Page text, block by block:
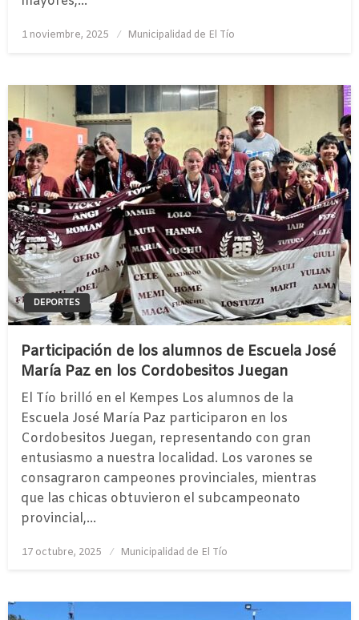
Publicado
1 noviembre, 2025 Municipalidad de El Tío
DEPORTES
Participación de los alumnos de Escuela José
María Paz en los Cordobesitos Juegan
El Tío brilló en el Kempes Los alumnos de la
Escuela José María Paz participaron en los
Cordobesitos Juegan, representando con gran
entusiasmo a nuestra localidad. Los varones se
consagraron campeones provinciales, mientras
que las chicas obtuvieron el subcampeonato
provincial,…
Publicado
17 octubre, 2025 Municipalidad de El Tío